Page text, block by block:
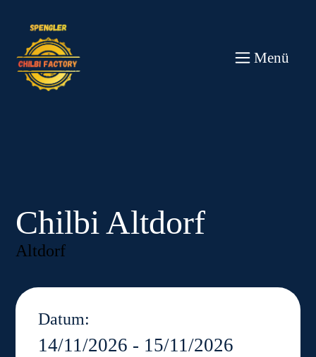
wechseln
Menü
Chilbi Altdorf
Altdorf
Datum:
14/11/2026 - 15/11/2026